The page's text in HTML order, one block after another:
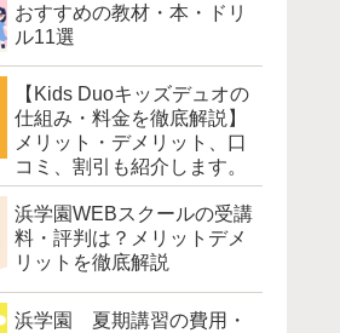
おすすめの教材・本・ドリ
ル11選
【Kids Duoキッズデュオの
仕組み・料金を徹底解説】
メリット・デメリット、口
コミ、割引も紹介します。
浜学園WEBスクールの受講
料・評判は？メリットデメ
リットを徹底解説
浜学園 夏期講習の費用・